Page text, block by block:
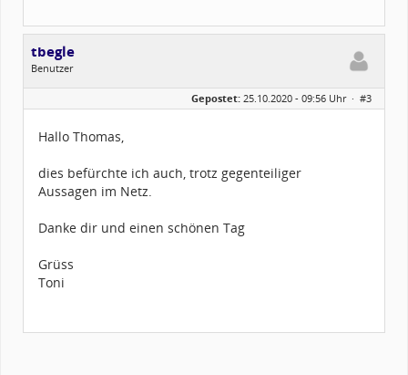
tbegle
Benutzer
Geschlecht:
keine Angabe
Beiträge:
150
Gepostet: 25.10.2020 - 09:56 Uhr · #3
Hallo Thomas,
dies befürchte ich auch, trotz gegenteiliger
Aussagen im Netz.
Danke dir und einen schönen Tag
Grüss
Toni